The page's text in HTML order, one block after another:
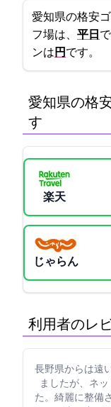
愛知県の格安
フ場は、 平日
ンは 6300円 です。
愛知県の格
す
楽天GORA
じゃらん
利用者のレ
長野県からは遠
ましたが、ネ
た。綺麗に整備